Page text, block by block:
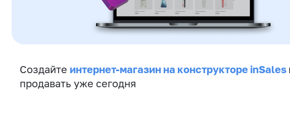
Создайте интернет-магазин на конструкторе inSales
продавать уже сегодня